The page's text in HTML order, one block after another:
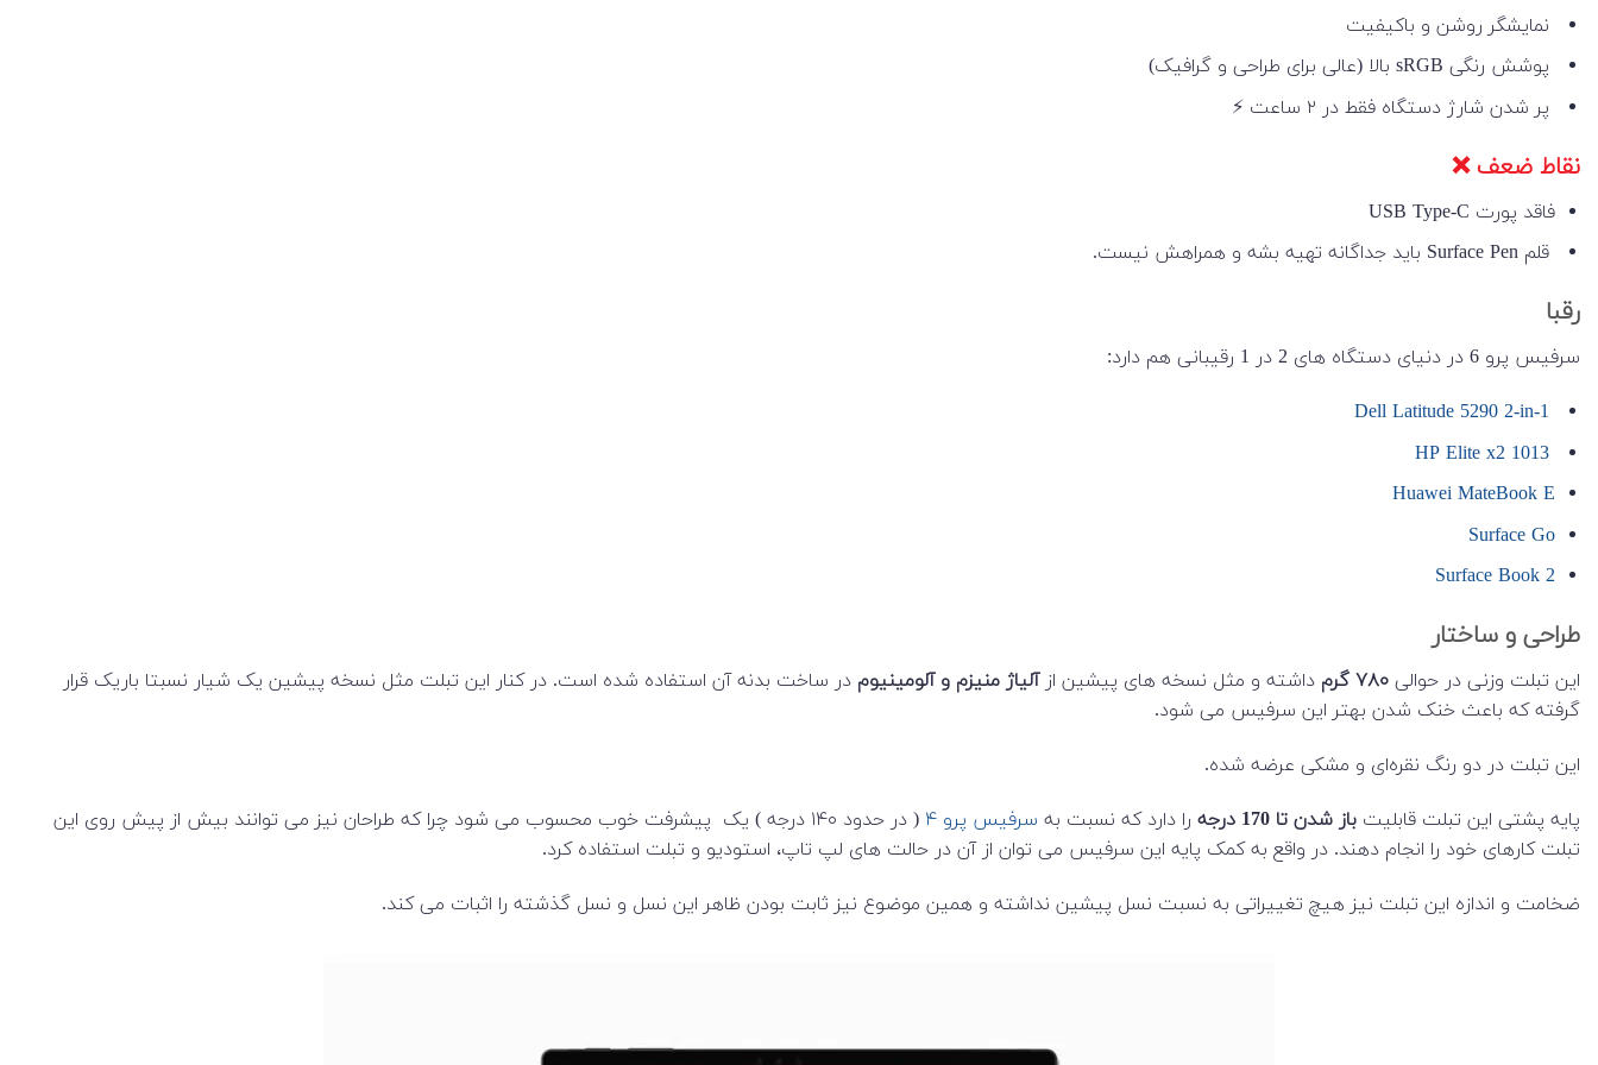
نمایشگر روشن و باکیفیت
پوشش رنگی sRGB بالا (عالی برای طراحی و گرافیک)
پر شدن شارژ دستگاه فقط در ۲ ساعت ⚡
نقاط ضعف ❌
فاقد پورت USB Type-C
قلم Surface Pen باید جداگانه تهیه بشه و همراهش نیست.
رقبا
سرفیس پرو 6 در دنیای دستگاه های 2 در 1 رقیبانی هم دارد:
Huawei MateBook E
Surface Go
Surface Book 2
طراحی و ساختار
این تبلت وزنی در حوالی ۷۸۰ گرم داشته و مثل نسخه های پیشین از آلیاژ منیزم و آلومینیوم در ساخت بدنه آن استفاده شده است. در کنار این تبلت مثل نسخه پیشین یک شیار نسبتا باریک قرار
گرفته که باعث خنک شدن بهتر این سرفیس می شود.
این تبلت در دو رنگ نقره‌ای و مشکی عرضه شده.
پایه پشتی این تبلت قابلیت باز شدن تا 170 درجه را دارد که نسبت به سرفیس پرو ۴
( در حدود ۱۴۰ درجه ) یک پیشرفت خوب محسوب می شود چرا که طراحان نیز می توانند بیش از پیش روی این
تبلت کارهای خود را انجام دهند. در واقع به کمک پایه این سرفیس می توان از آن در حالت های لپ تاپ، استودیو و تبلت استفاده کرد.
ضخامت و اندازه این تبلت نیز هیچ تغییراتی به نسبت نسل پیشین نداشته و همین موضوع نیز ثابت بودن ظاهر این نسل و نسل گذشته را اثبات می کند.